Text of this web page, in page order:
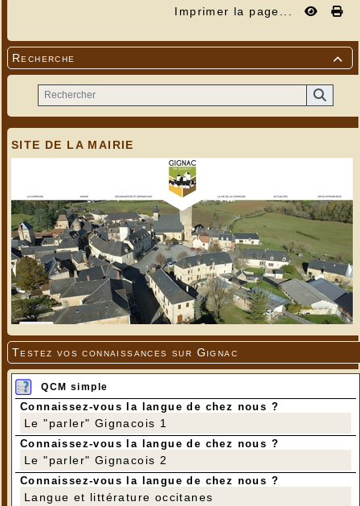
Imprimer la page...

Recherche
SITE DE LA MAIRIE
Testez vos connaissances sur Gignac
QCM simple
Connaissez-vous la langue de chez nous ?
Le "parler" Gignacois 1
Connaissez-vous la langue de chez nous ?
Le "parler" Gignacois 2
Connaissez-vous la langue de chez nous ?
Langue et littérature occitanes